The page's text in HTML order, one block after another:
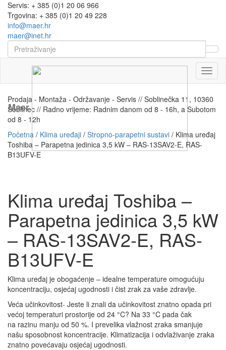
Servis: + 385 (0)1 20 06 966
Trgovina: + 385 (0)1 20 49 228
info@maer.hr
maer@inet.hr
Maer
Prodaja - Montaža - Održavanje - Servis // Soblinečka 11, 10360
Soblinec // Radno vrijeme: Radnim danom od 8 - 16h, a Subotom
od 8 - 12h
Početna / Klima uređaji / Stropno-parapetni sustavi / Klima uređaj
Toshiba – Parapetna jedinica 3,5 kW – RAS-13SAV2-E, RAS-
B13UFV-E
Klima uređaj Toshiba –
Parapetna jedinica 3,5 kW
– RAS-13SAV2-E, RAS-
B13UFV-E
Klima uređaj je obogaćenje – idealne temperature omogućuju
koncentraciju, osjećaj ugodnosti i čist zrak za vaše zdravlje.
Veća učinkovitost- Jeste li znali da učinkovitost znatno opada pri
većoj temperaturi prostorije od 24 °C? Na 33 °C pada čak
na razinu manju od 50 %. I prevelika vlažnost zraka smanjuje
našu sposobnost koncentracije. Klimatizacija i odvlaživanje zraka
znatno povećavaju osjećaj ugodnosti.